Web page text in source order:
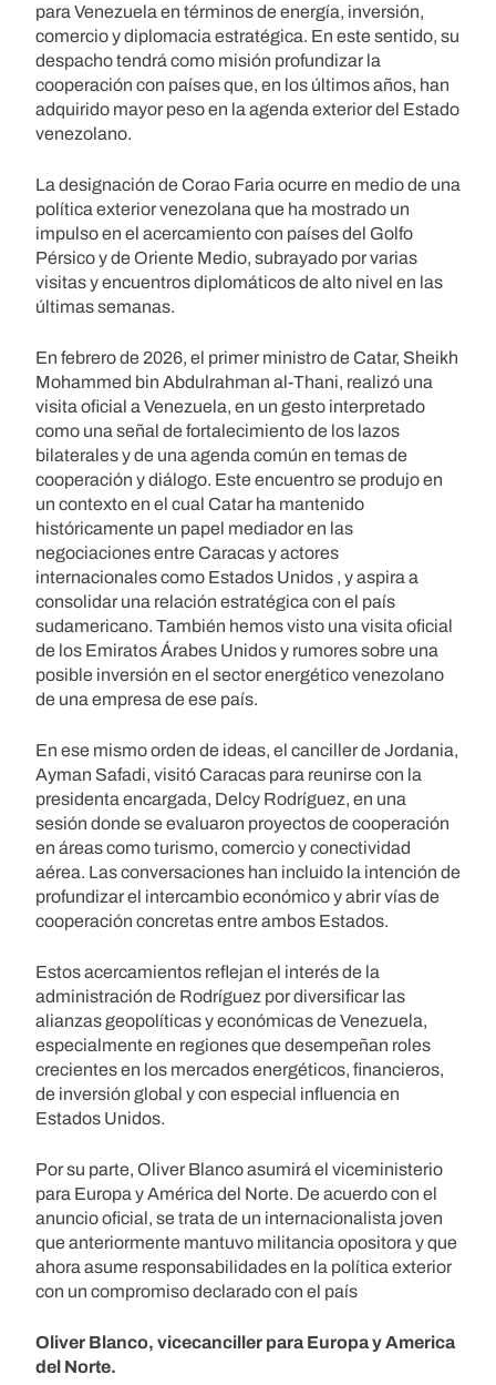
para Venezuela en términos de energía, inversión,
comercio y diplomacia estratégica. En este sentido, su
despacho tendrá como misión profundizar la
cooperación con países que, en los últimos años, han
adquirido mayor peso en la agenda exterior del Estado
venezolano.
La designación de Corao Faria ocurre en medio de una
política exterior venezolana que ha mostrado un
impulso en el acercamiento con países del Golfo
Pérsico y de Oriente Medio, subrayado por varias
visitas y encuentros diplomáticos de alto nivel en las
últimas semanas.
En febrero de 2026, el primer ministro de Catar, Sheikh
Mohammed bin Abdulrahman al-Thani, realizó una
visita oficial a Venezuela, en un gesto interpretado
como una señal de fortalecimiento de los lazos
bilaterales y de una agenda común en temas de
cooperación y diálogo. Este encuentro se produjo en
un contexto en el cual Catar ha mantenido
históricamente un papel mediador en las
negociaciones entre Caracas y actores
internacionales como Estados Unidos , y aspira a
consolidar una relación estratégica con el país
sudamericano. También hemos visto una visita oficial
de los Emiratos Árabes Unidos y rumores sobre una
posible inversión en el sector energético venezolano
de una empresa de ese país.
En ese mismo orden de ideas, el canciller de Jordania,
Ayman Safadi, visitó Caracas para reunirse con la
presidenta encargada, Delcy Rodríguez, en una
sesión donde se evaluaron proyectos de cooperación
en áreas como turismo, comercio y conectividad
aérea. Las conversaciones han incluido la intención de
profundizar el intercambio económico y abrir vías de
cooperación concretas entre ambos Estados.
Estos acercamientos reflejan el interés de la
administración de Rodríguez por diversificar las
alianzas geopolíticas y económicas de Venezuela,
especialmente en regiones que desempeñan roles
crecientes en los mercados energéticos, financieros,
de inversión global y con especial influencia en
Estados Unidos.
Por su parte, Oliver Blanco asumirá el viceministerio
para Europa y América del Norte. De acuerdo con el
anuncio oficial, se trata de un internacionalista joven
que anteriormente mantuvo militancia opositora y que
ahora asume responsabilidades en la política exterior
con un compromiso declarado con el país
Oliver Blanco, vicecanciller para Europa y America
del Norte.